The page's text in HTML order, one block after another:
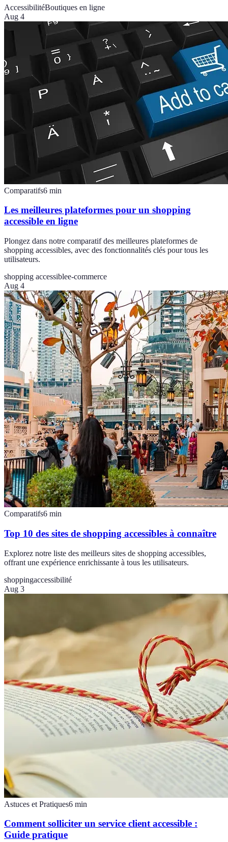
AccessibilitéBoutiques en ligne
Aug 4
Comparatifs6 min
Les meilleures plateformes pour un shopping
accessible en ligne
Plongez dans notre comparatif des meilleures plateformes de
shopping accessibles, avec des fonctionnalités clés pour tous les
utilisateurs.
shopping accessiblee-commerce
Aug 4
Comparatifs6 min
Top 10 des sites de shopping accessibles à connaître
Explorez notre liste des meilleurs sites de shopping accessibles,
offrant une expérience enrichissante à tous les utilisateurs.
shoppingaccessibilité
Aug 3
Astuces et Pratiques6 min
Comment solliciter un service client accessible :
Guide pratique